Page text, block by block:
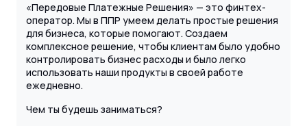
«Передовые Платежные Решения» — это финтех-
оператор. Мы в ППР умеем делать простые решения
для бизнеса, которые помогают. Создаем
комплексное решение, чтобы клиентам было удобно
контролировать бизнес расходы и было легко
использовать наши продукты в своей работе
ежедневно.
Чем ты будешь заниматься?